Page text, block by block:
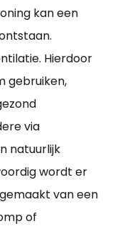
kan een
Hierdoor
gebruiken,
via
natuurlijk
wordt er
van een
of